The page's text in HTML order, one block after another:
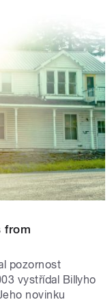
from
pozornost
vystřídal Billyho
novinku